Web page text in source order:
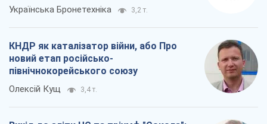
Українська Бронетехніка 3,2 т.
КНДР як каталізатор війни, або Про
новий етап російсько-
північнокорейського союзу
Олексій Кущ 3,4 т.